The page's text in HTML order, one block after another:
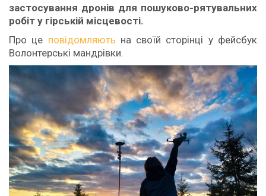
застосування дронів для пошуково-рятувальних
робіт у гірській місцевості.
Про це повідомляють на своїй сторінці у фейсбук
Волонтерські мандрівки.